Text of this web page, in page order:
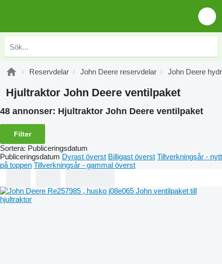
Reservdelar John Deere reservdelar John Deere
Hjultraktor John Deere ventilpaket
48 annonser: Hjultraktor John Deere ventilpaket
Filter
Sortera: Publiceringsdatum
Publiceringsdatum Dyrast överst Billigast överst Tillverkningsår - nytt
på toppen Tillverkningsår - gammal överst